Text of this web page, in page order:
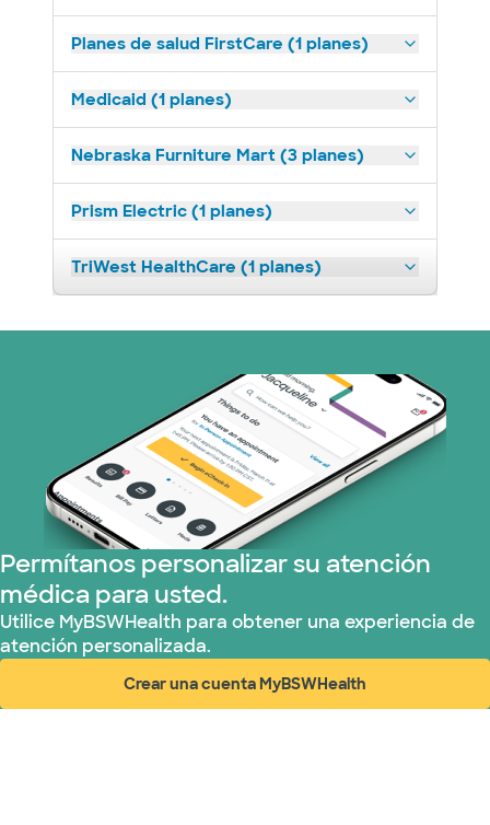
Planes de salud FirstCare (1 planes)
Medicaid (1 planes)
Nebraska Furniture Mart (3 planes)
Prism Electric (1 planes)
TriWest HealthCare (1 planes)
Permítanos personalizar su atención
médica para usted.
Utilice MyBSWHealth para obtener una experiencia de
atención personalizada.
Crear una cuenta MyBSWHealth
(abre en ventana nueva)